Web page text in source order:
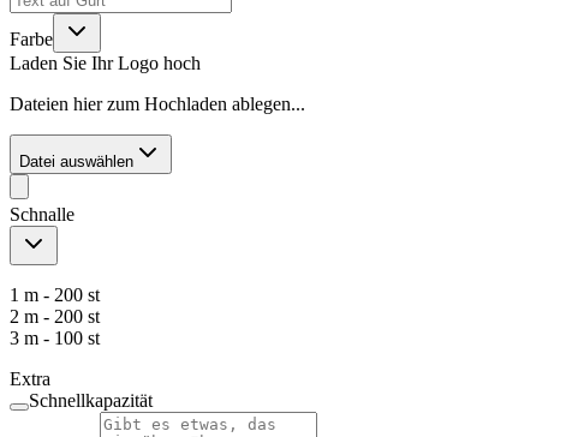
Farbe
Laden Sie Ihr Logo hoch
Dateien hier zum Hochladen ablegen...
Datei auswählen
Schnalle
1 m - 200 st
2 m - 200 st
3 m - 100 st
Extra
Schnellkapazität